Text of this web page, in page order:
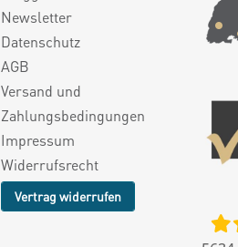
Newsletter
Datenschutz
AGB
Versand und
Zahlungsbedingungen
Impressum
Widerrufsrecht
Vertrag widerrufen